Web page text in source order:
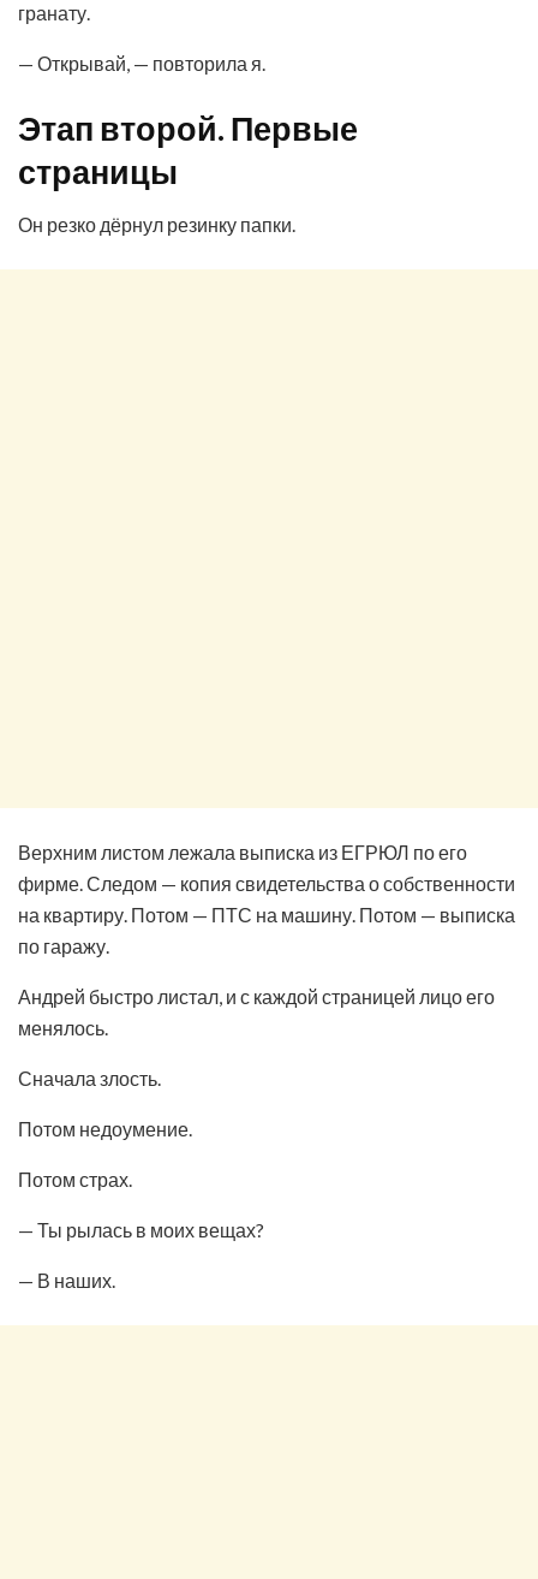
гранату.
— Открывай, — повторила я.
Этап второй. Первые
страницы
Он резко дёрнул резинку папки.
Верхним листом лежала выписка из ЕГРЮЛ по его
фирме. Следом — копия свидетельства о собственности
на квартиру. Потом — ПТС на машину. Потом — выписка
по гаражу.
Андрей быстро листал, и с каждой страницей лицо его
менялось.
Сначала злость.
Потом недоумение.
Потом страх.
— Ты рылась в моих вещах?
— В наших.